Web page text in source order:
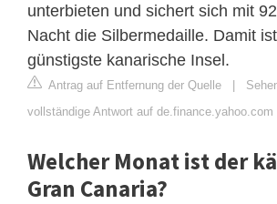
unterbieten und sichert sich mit
Nacht die Silbermedaille. Damit
günstigste kanarische Insel.
Antrag auf Entfernung der Quelle |
vollständige Antwort auf de.finance.yahoo.com
Welcher Monat ist der
Gran Canaria?